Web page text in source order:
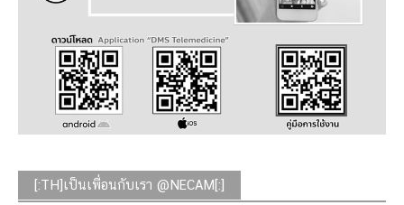
[:TH]เป็นเพื่อนกับเรา @NECAM[:]